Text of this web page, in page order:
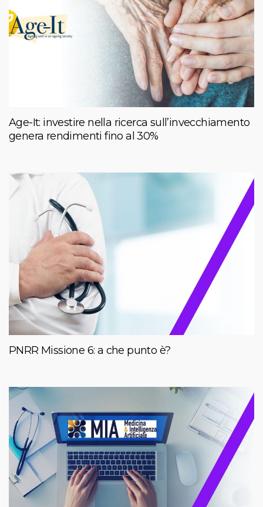
Age-It: investire nella ricerca sull’invecchiamento
genera rendimenti fino al 30%
PNRR Missione 6: a che punto è?